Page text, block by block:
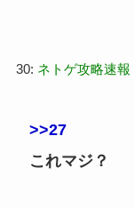
30: ネトゲ攻略速報
>>27
これマジ？